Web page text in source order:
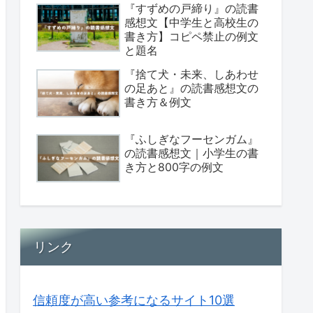
『すずめの戸締り』の読書
感想文【中学生と高校生の
書き方】コピペ禁止の例文
と題名
『捨て犬・未来、しあわせ
の足あと』の読書感想文の
書き方＆例文
『ふしぎなフーセンガム』
の読書感想文｜小学生の書
き方と800字の例文
リンク
信頼度が高い参考になるサイト10選